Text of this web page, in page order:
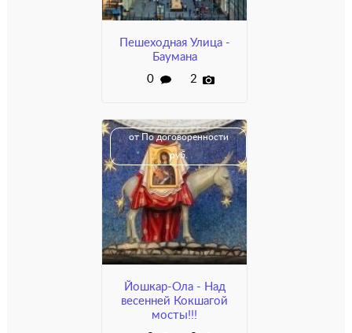
Пешеходная Улица -
Баумана
0
2
Йошкар-Ола - Над
весенней Кокшагой
мосты!!!
от По договоренности
руб.